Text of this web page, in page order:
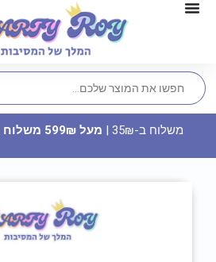
משלוח ב-35₪ | מעל 599₪ משלוח חינם או איסוף עצמי